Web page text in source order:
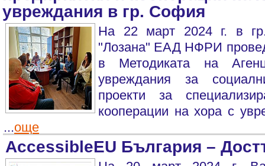
увреждания в гр. София
На 22 март 2024 г. в
"Лозана" ЕАД НФРИ
в Методиката на
увреждания за
проекти за
кооперации на хора с
...още
AccessibleEU България –